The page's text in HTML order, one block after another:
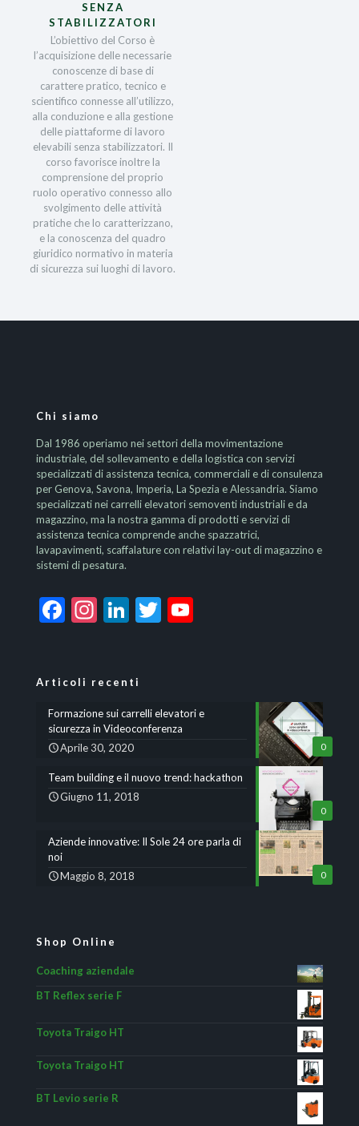
SENZA
STABILIZZATORI
L’obiettivo del Corso è
l’acquisizione delle necessarie
conoscenze di base di
carattere pratico, tecnico e
scientifico connesse all’utilizzo,
alla conduzione e alla gestione
delle piattaforme di lavoro
elevabili senza stabilizzatori. Il
corso favorisce inoltre la
comprensione del proprio
ruolo operativo connesso allo
svolgimento delle attività
pratiche che lo caratterizzano,
e la conoscenza del quadro
giuridico normativo in materia
di sicurezza sui luoghi di lavoro.
Chi siamo
Dal 1986 operiamo nei settori della movimentazione
industriale, del sollevamento e della logistica con servizi
specializzati di assistenza tecnica, commerciali e di consulenza
per Genova, Savona, Imperia, La Spezia e Alessandria. Siamo
specializzati nei carrelli elevatori semoventi industriali e da
magazzino, ma la nostra gamma di prodotti e servizi di
assistenza tecnica comprende anche spazzatrici,
lavapavimenti, scaffalature con relativi lay-out di magazzino e
sistemi di pesatura.
Facebook
Instagram
LinkedIn
Twitter
Articoli recenti
0
Formazione sui carrelli elevatori e
sicurezza in Videoconferenza
Aprile 30, 2020
0
Team building e il nuovo trend: hackathon
Giugno 11, 2018
0
Aziende innovative: Il Sole 24 ore parla di
noi
Maggio 8, 2018
Shop Online
Coaching aziendale
BT Reflex serie F
Toyota Traigo HT
Toyota Traigo HT
BT Levio serie R